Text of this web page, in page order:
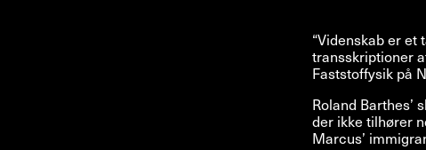
“Videnskab er
transskriptioner
Faststoffysik på
Roland Barthes’
der ikke tilhører
Marcus’